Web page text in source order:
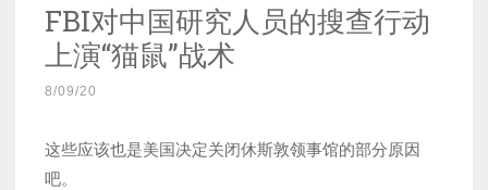
FBI对中国研究人员的搜查行动
上演“猫鼠”战术
8/09/20
这些应该也是美国决定关闭休斯敦领事馆的部分原因
吧。